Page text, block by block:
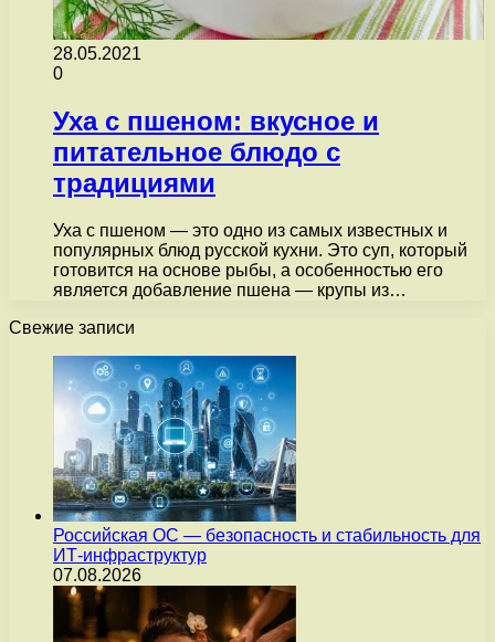
28.05.2021
0
Уха с пшеном: вкусное и
питательное блюдо с
традициями
Уха с пшеном — это одно из самых известных и
популярных блюд русской кухни. Это суп, который
готовится на основе рыбы, а особенностью его
является добавление пшена — крупы из…
Свежие записи
Российская ОС — безопасность и стабильность для
ИТ-инфраструктур
07.08.2026